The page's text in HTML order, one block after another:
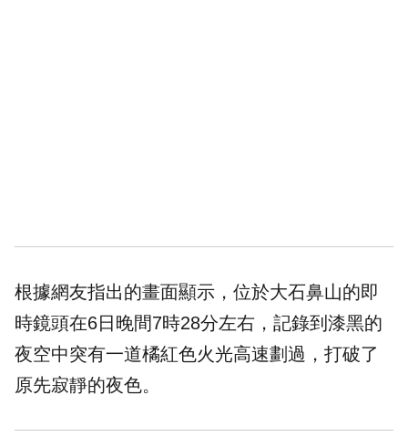
根據網友指出的畫面顯示，位於大石鼻山的即
時鏡頭在6日晚間7時28分左右，記錄到漆黑的
夜空中突有一道橘紅色火光高速劃過，打破了
原先寂靜的夜色。